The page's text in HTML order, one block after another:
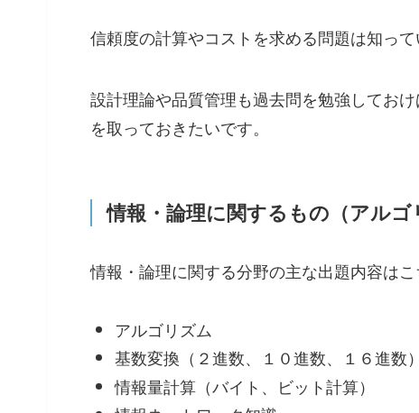
信頼度の計算やコストを求める問題は知っ
設計理論や品質管理も過去問を勉強してお
を取っておきたいです。
情報・論理に関するもの（アルゴ
情報・論理に関する分野の主な出題内容はこ
アルゴリズム
基数変換（２進数、１０進数、１６進数）
情報量計算（バイト、ビット計算）